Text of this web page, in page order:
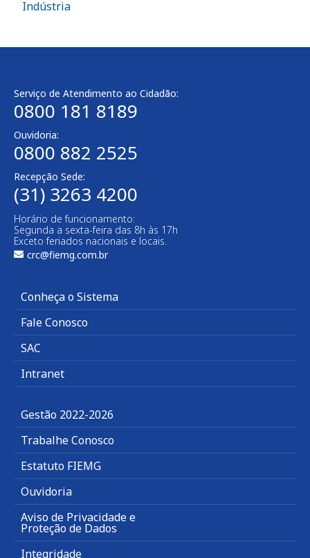
Indústria
Serviço de Atendimento ao Cidadão:
0800 181 8189
Ouvidoria:
0800 882 2525​
Recepção Sede:
(31) 3263 4200
Horário de funcionamento:
Segunda a sexta-feira das 8h às 17h
Exceto feriados nacionais e locais.
crc@fiemg.com.br
Conheça o Sistema
Fale Conosco
SAC
Intranet
Gestão 2022-2026
Trabalhe Conosco
Estatuto FIEMG
Ouvidoria
Aviso de Privacidade e
Proteção de Dados
Integridade